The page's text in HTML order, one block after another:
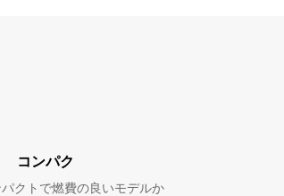
コンパク
クトで燃費の良いモデルか